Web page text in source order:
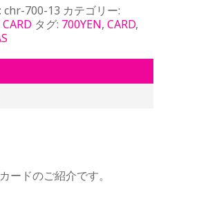
chr-700-13 カテゴリー:
タグ: 700YEN, CARD,
ードのご紹介です。